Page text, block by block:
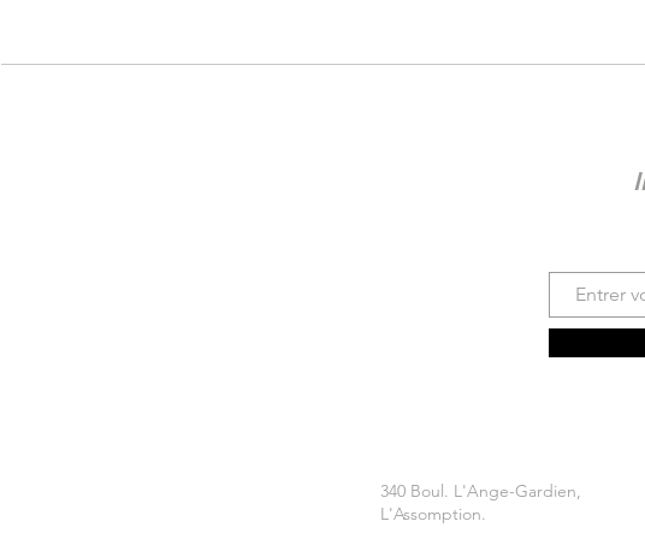
340 Boul. L'Ange-Gardien,
L'Assomption.